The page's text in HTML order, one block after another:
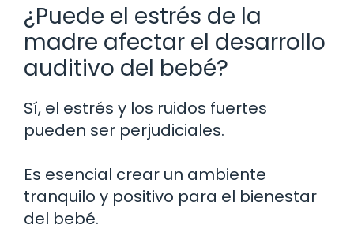
¿Puede el estrés de la
madre afectar el desarrollo
auditivo del bebé?
Sí, el estrés y los ruidos fuertes
pueden ser perjudiciales.
Es esencial crear un ambiente
tranquilo y positivo para el bienestar
del bebé.